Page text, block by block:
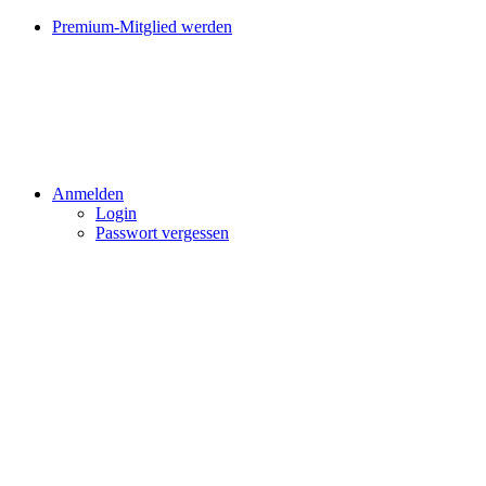
Premium-Mitglied werden
Anmelden
Login
Passwort vergessen